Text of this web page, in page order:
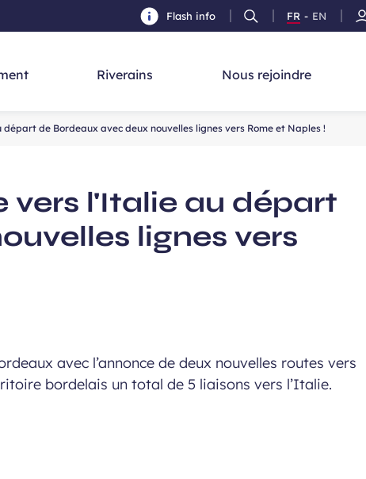
navigation - Aller à la recherche
Flash info
Ouvrir
la
FR
Version
- EN
Riverains Nous rejoindre
de Bordeaux avec deux nouvelles lignes vers Rome et Naples !
vers l'Italie au départ
lignes vers
avec l’annonce de deux nouvelles routes vers
bordelais un total de 5 liaisons vers l’Italie.